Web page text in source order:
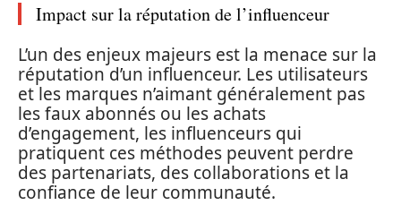
Impact sur la réputation de l’influenceur
L’un des enjeux majeurs est la menace sur la
réputation d’un influenceur. Les utilisateurs
et les marques n’aimant généralement pas
les faux abonnés ou les achats
d’engagement, les influenceurs qui
pratiquent ces méthodes peuvent perdre
des partenariats, des collaborations et la
confiance de leur communauté.